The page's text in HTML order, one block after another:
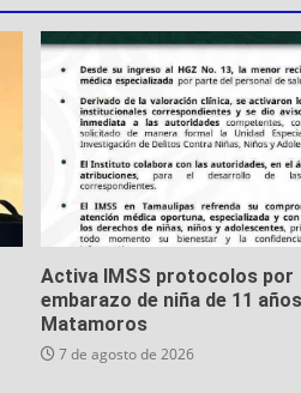
Activa IMSS protocolos por
embarazo de niña de 11
Matamoros
7 de agosto de 2026